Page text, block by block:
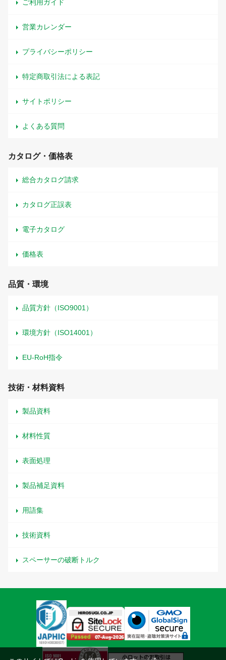
ご利用ガイド
営業カレンダー
プライバシーポリシー
特定商取引法による表記
サイトポリシー
よくある質問
カタログ・価格表
総合カタログ請求
カタログ正誤表
電子カタログ
価格表
品質・環境
品質方針（ISO9001）
環境方針（ISO14001）
EU-RoH指令
技術・材料資料
製品資料
材料性質
表面処理
製品補足資料
用語集
技術資料
スペーサーの破断トルク